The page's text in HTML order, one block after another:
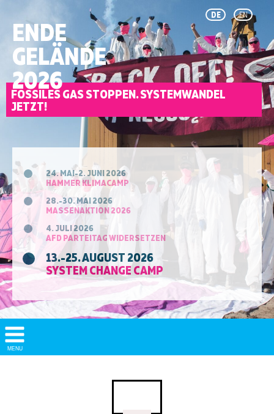
DE EN
ENDE
GELÄNDE
2026
FOSSILES GAS STOPPEN. SYSTEMWANDEL
JETZT!
24. MAI-2. JUNI 2026
HAMMER KLIMACAMP
28.-30. MAI 2026
MASSENAKTION 2026
4. JULI 2026
AFD PARTEITAG WIDERSETZEN
13.-25. AUGUST 2026
SYSTEM CHANGE CAMP
Show/
Hide
MENU